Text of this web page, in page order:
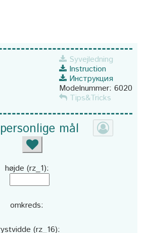
Syvejledning
Instruction
Инструкция
Modelnummer: 6020
Tips&Tricks
mål
højde (rz_1):
omkreds:
(rz_16):